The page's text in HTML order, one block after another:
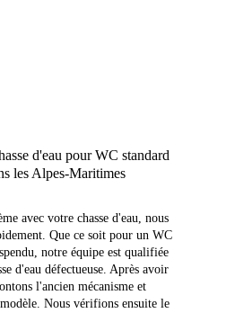
d'eau pour WC standard
les Alpes-Maritimes
avec votre chasse d'eau, nous
Que ce soit pour un WC
notre équipe est qualifiée
d'eau défectueuse. Après avoir
l'ancien mécanisme et
Nous vérifions ensuite le